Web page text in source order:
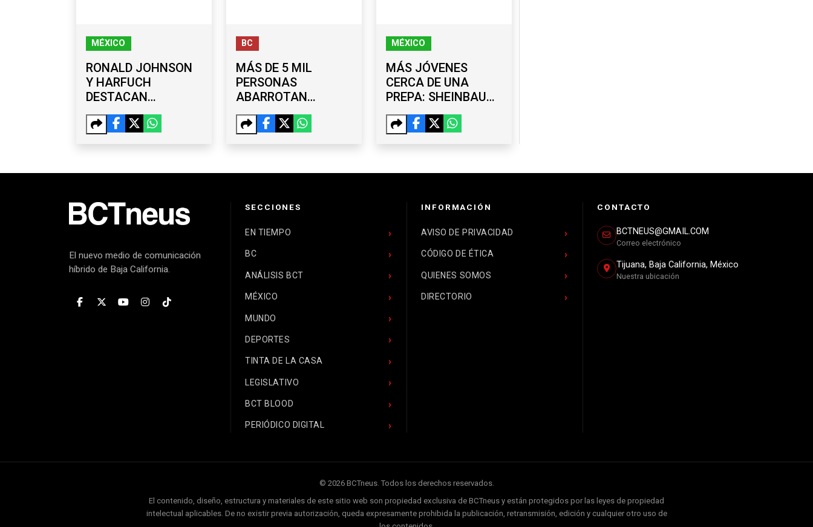
MÉXICO
RONALD JOHNSON
Y HARFUCH
DESTACAN
COORDINACIÓN
PARA REACTIVAR
BC
MÁS DE 5 MIL
PERSONAS
ABARROTAN
ASAMBLEA
ENCABEZADA POR
MÉXICO
MÁS JÓVENES
CERCA DE UNA
PREPA: SHEINBAUM
ANUNCIA 400 MIL
NUEVOS LUGARES
El nuevo medio de comunicación
híbrido de Baja California.
SECCIONES
EN TIEMPO
BC
ANÁLISIS BCT
MÉXICO
MUNDO
DEPORTES
TINTA DE LA CASA
LEGISLATIVO
BCT BLOOD
PERIÓDICO DIGITAL
INFORMACIÓN
AVISO DE PRIVACIDAD
CÓDIGO DE ÉTICA
QUIENES SOMOS
DIRECTORIO
CONTACTO
BCTNEUS@GMAIL.COM
Correo electrónico
Tijuana, Baja California, México
Nuestra ubicación
© 2026 BCTneus. Todos los derechos reservados.
El contenido, diseño, estructura y materiales de este sitio web son propiedad exclusiva de BCTneus y están protegidos por las leyes de propiedad
intelectual aplicables. De no existir previa autorización, queda expresamente prohibida la publicación, retransmisión, edición y cualquier otro uso de